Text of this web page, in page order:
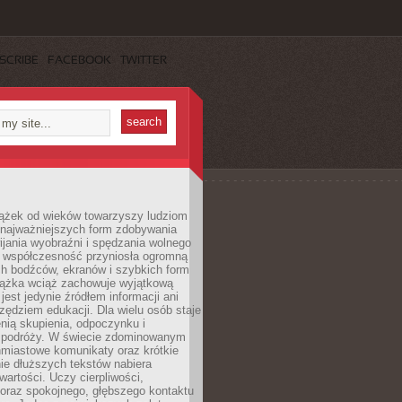
FACEBOOK TWITTER
od wieków towarzyszy ludziom
form zdobywania
wyobraźni i spędzania wolnego
przyniosła ogromną
bodźców, ekranów i szybkich form
wciąż zachowuje wyjątkową
jedynie źródłem informacji ani
edukacji. Dla wielu osób staje
skupienia, odpoczynku i
W świecie zdominowanym
komunikaty oraz krótkie
dłuższych tekstów nabiera
Uczy cierpliwości,
spokojnego, głębszego kontaktu